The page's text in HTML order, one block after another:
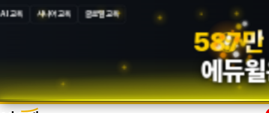
AI 교육 시니어 교육 글로벌 교육
587만
에듀윌